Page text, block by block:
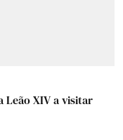
Leão XIV a visitar